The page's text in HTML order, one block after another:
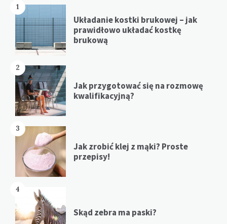
1
Układanie kostki brukowej – jak
prawidłowo układać kostkę
brukową
2
Jak przygotować się na rozmowę
kwalifikacyjną?
3
Jak zrobić klej z mąki? Proste
przepisy!
4
Skąd zebra ma paski?